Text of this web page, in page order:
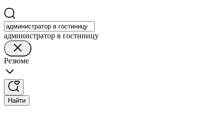
администратор в гостиницу
Резюме
Найти